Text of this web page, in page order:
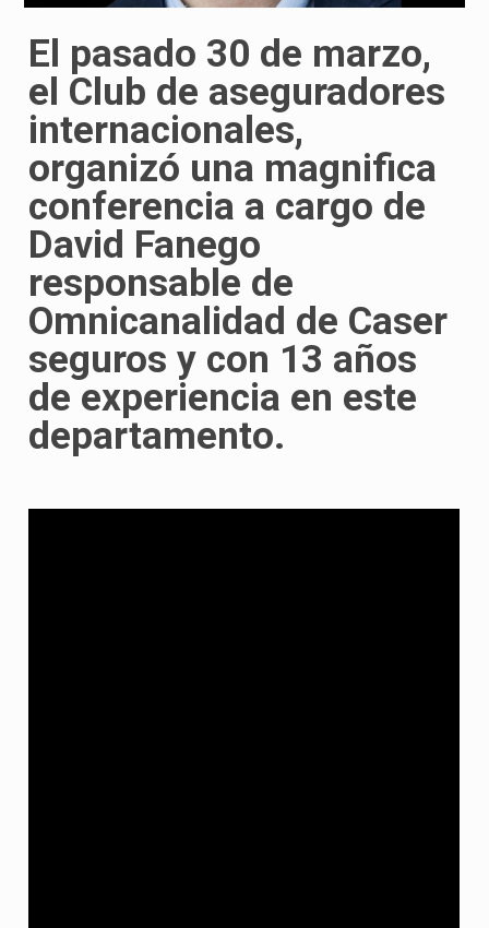
El pasado 30 de marzo,
el Club de aseguradores
internacionales,
organizó una magnifica
conferencia a cargo de
David Fanego
responsable de
Omnicanalidad de Caser
seguros y con 13 años
de experiencia en este
departamento.